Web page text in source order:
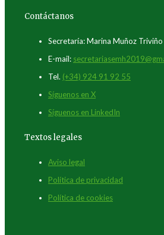
Contáctanos
Secretaría: Marina Muñoz Triviño
E-mail:
Tel. (+34) 924 91 92 55
Síguenos en X
Síguenos en LinkedIn
Textos legales
Aviso legal
Política de privacidad
Política de cookies